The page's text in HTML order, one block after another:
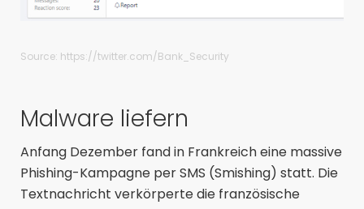
Source: https://twitter.com/Bank_Security
Malware liefern
Anfang Dezember fand in Frankreich eine massive
Phishing-Kampagne per SMS (Smishing) statt. Die
Textnachricht verkörperte die französische